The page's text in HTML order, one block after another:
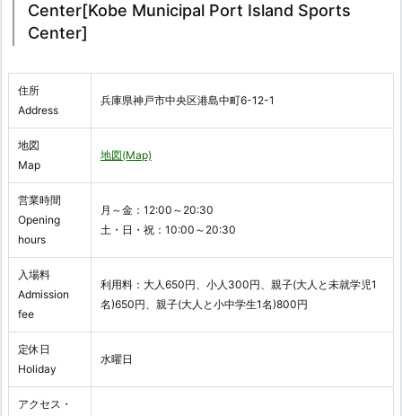
Center[Kobe Municipal Port Island Sports
Center]
住所
Address
兵庫県神戸市中央区港島中町6-12-1
地図
Map
地図(Map)
営業時間
Opening
hours
月～金：12:00～20:30
土・日・祝：10:00～20:30
入場料
Admission
fee
利用料：大人650円、小人300円、親子(大人と未就学児1
名)650円、親子(大人と小中学生1名)800円
定休日
Holiday
水曜日
アクセス・